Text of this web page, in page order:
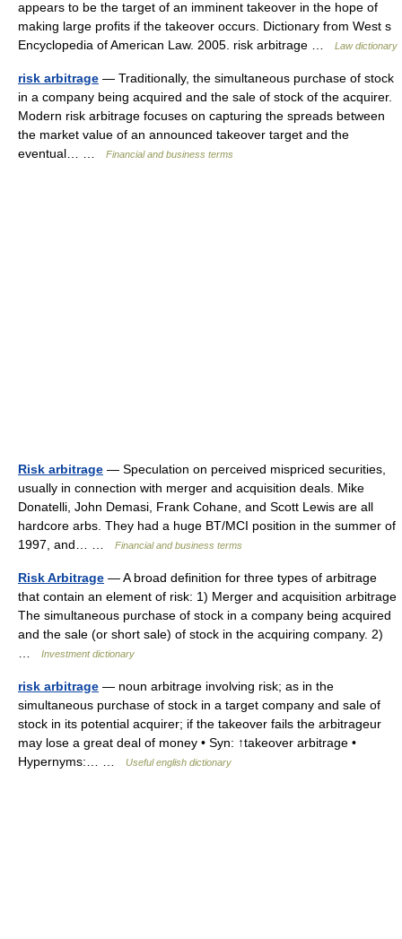
appears to be the target of an imminent takeover in the hope of
making large profits if the takeover occurs. Dictionary from West s
Encyclopedia of American Law. 2005. risk arbitrage …
Law dictionary
risk arbitrage — Traditionally, the simultaneous purchase of stock
in a company being acquired and the sale of stock of the acquirer.
Modern risk arbitrage focuses on capturing the spreads between
the market value of an announced takeover target and the
eventual… …
Financial and business terms
Risk arbitrage — Speculation on perceived mispriced securities,
usually in connection with merger and acquisition deals. Mike
Donatelli, John Demasi, Frank Cohane, and Scott Lewis are all
hardcore arbs. They had a huge BT/MCI position in the summer of
1997, and… …
Financial and business terms
Risk Arbitrage — A broad definition for three types of arbitrage
that contain an element of risk: 1) Merger and acquisition arbitrage
The simultaneous purchase of stock in a company being acquired
and the sale (or short sale) of stock in the acquiring company. 2)
Investment dictionary
risk arbitrage — noun arbitrage involving risk; as in the
simultaneous purchase of stock in a target company and sale of
stock in its potential acquirer; if the takeover fails the arbitrageur
may lose a great deal of money • Syn: ↑takeover arbitrage •
Hypernyms:… …
Useful english dictionary